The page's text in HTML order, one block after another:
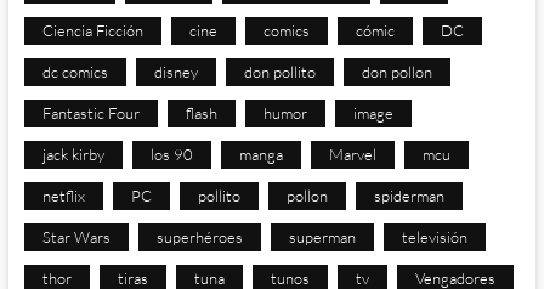
Ciencia Ficción cine comics cómic DC
dc comics disney don pollito don pollon
Fantastic Four flash humor image
jack kirby los 90 manga Marvel mcu
netflix PC pollito pollon spiderman
Star Wars superhéroes superman televisión
thor tiras tuna tunos tv Vengadores